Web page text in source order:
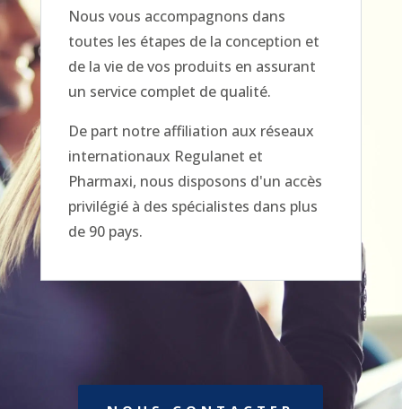
Nous vous accompagnons dans
toutes les étapes de la conception et
de la vie de vos produits en assurant
un service complet de qualité.
De part notre affiliation aux réseaux
internationaux Regulanet et
Pharmaxi, nous disposons d'un accès
privilégié à des spécialistes dans plus
de 90 pays.